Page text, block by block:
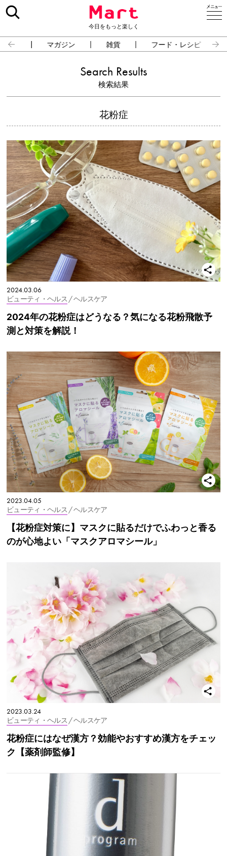
今日をもっと楽しく
占い マガジン 雑貨 フード・レシピ
Search Results
検索結果
花粉症
2024.03.06
ビューティ・ヘルス / ヘルスケア
2024年の花粉症はどうなる？気になる花粉飛散予
測と対策を解説！
2023.04.05
ビューティ・ヘルス / ヘルスケア
【花粉症対策に】マスクに貼るだけでふわっと香る
のが心地よい「マスクアロマシール」
2023.03.24
ビューティ・ヘルス / ヘルスケア
花粉症にはなぜ漢方？効能やおすすめ漢方をチェッ
ク【薬剤師監修】